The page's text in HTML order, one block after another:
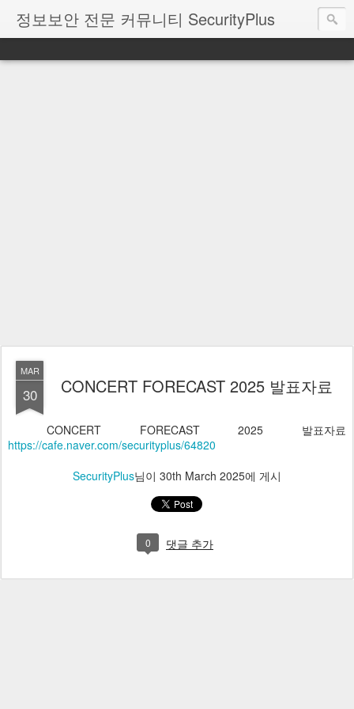
정보보안 전문 커뮤니티 SecurityPlus
MAR
30 CONCERT FORECAST 2025 발표자료
CONCERT FORECAST 2025 발표자료
https://cafe.naver.com/securityplus/64820
SecurityPlus님이 30th March 2025에 게시
0 댓글 추가